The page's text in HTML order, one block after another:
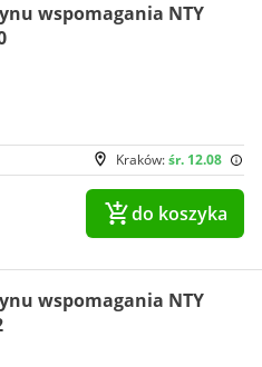
wspomagania NTY
Kraków:śr. 12.08
do koszyka
wspomagania NTY